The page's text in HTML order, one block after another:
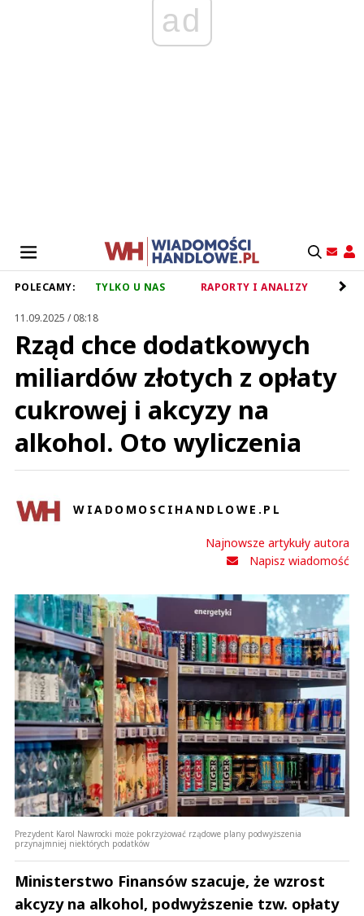
ad
POLECAMY: TYLKO U NAS RAPORTY I ANALIZY
11.09.2025 / 08:18
Rząd chce dodatkowych
miliardów złotych z opłaty
cukrowej i akcyzy na
alkohol. Oto wyliczenia
WIADOMOSCIHANDLOWE.PL
Najnowsze artykuły autora
Napisz wiadomość
Prezydent Karol Nawrocki może pokrzyżować rządowe plany podwyższenia
przynajmniej niektórych podatków
Ministerstwo Finansów szacuje, że wzrost
akcyzy na alkohol, podwyższenie tzw. opłaty